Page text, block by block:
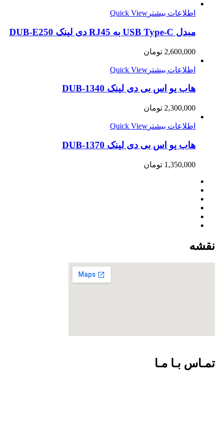
اطلاعات بیشتر Quick View
مبدل USB Type-C به RJ45 دی لینک DUB-E250
2,600,000 تومان
اطلاعات بیشتر Quick View
هاب یو اس بی دی لینک DUB-1340
2,300,000 تومان
اطلاعات بیشتر Quick View
هاب یو اس بی دی لینک DUB-1370
1,350,000 تومان
نقشه
تمـاس بـا مـا